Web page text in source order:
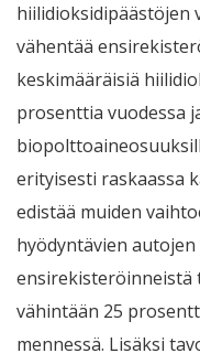
hiilidioksidipäästöjen
vähentää
keskimääräisiä
prosenttia vuodessa
erityisesti raskaassa
edistää muiden
hyödyntävien
ensirekisteröinneistä
vähintään 25
mennessä. Lisäksi